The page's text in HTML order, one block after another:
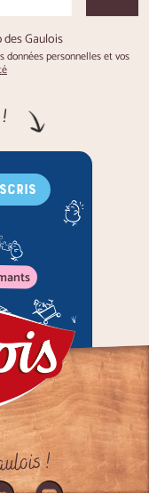
des Gaulois
personnelles et vos
!